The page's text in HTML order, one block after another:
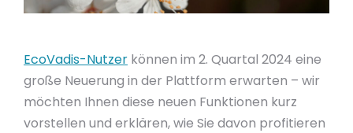
EcoVadis-Nutzer können im 2. Quartal 2024 eine
große Neuerung in der Plattform erwarten – wir
möchten Ihnen diese neuen Funktionen kurz
vorstellen und erklären, wie Sie davon profitieren